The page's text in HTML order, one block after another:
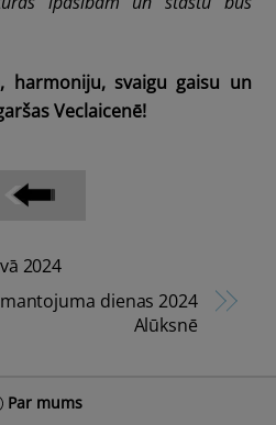
harmoniju, svaigu gaisu un
Veclaicenē!
2024
dienas 2024
Alūksnē
Par mums